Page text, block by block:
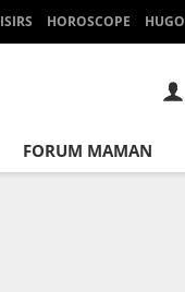
HOROSCOPE HUGO
FORUM MAMAN